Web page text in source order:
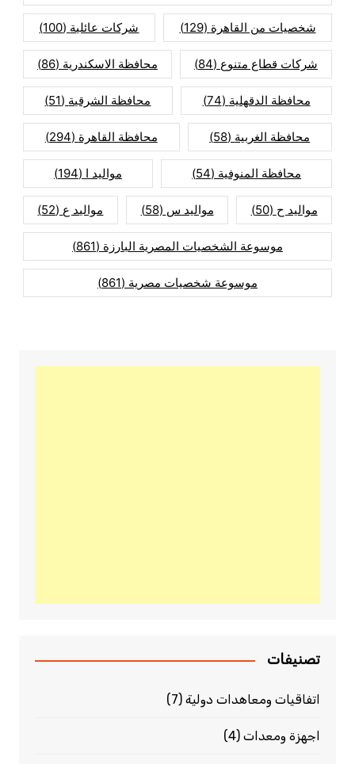
شخصيات من القاهرة (129) شركات عائلية (100)
شركات قطاع متنوع (84) محافظة الاسكندرية (86)
محافظة الدقهلية (74) محافظة الشرقية (51)
محافظة الغربية (58) محافظة القاهرة (294)
محافظة المنوفية (54) مواليد ا (194)
مواليد ح (50) مواليد س (58) مواليد ع (52)
موسوعة الشخصيات المصرية البارزة (861)
موسوعة شخصيات مصرية (861)
تصنيفات
اتفاقيات ومعاهدات دولية(7)
اجهزة ومعدات(4)